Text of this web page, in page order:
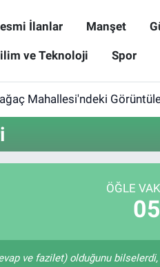
İlanlar Manşet
ve Teknoloji Spor
Mahallesi'ndeki
ÖĞLE
ve fazilet) olduğunu